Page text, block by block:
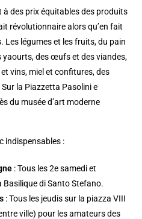
des prix équitables des produits
révolutionnaire alors qu’en fait
Les légumes et les fruits, du pain
yaourts, des œufs et des viandes,
vins, miel et confitures, des
la Piazzetta Pasolini e
du musée d’art moderne
indispensables :
: Tous les 2e samedi et
Basilique di Santo Stefano.
: Tous les jeudis sur la piazza VIII
ville) pour les amateurs des